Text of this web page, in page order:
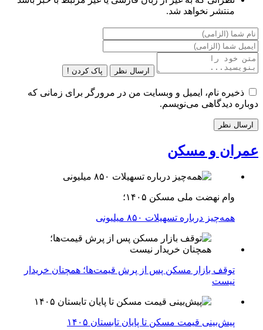
منتشر نخواهد شد.
ارسال نظر پاک کردن !
ذخیره نام، ایمیل و وبسایت من در مرورگر برای زمانی که
دوباره دیدگاهی می‌نویسم.
عمران و مسکن
وام نهضت ملی مسکن ۱۴۰۵؛
همه‌چیز درباره تسهیلات ۸۵۰ میلیونی
توقف بازار مسکن پس از پرش قیمت‌ها؛ همچنان خریدار
نیست
پیش‌بینی قیمت مسکن تا پایان تابستان ۱۴۰۵